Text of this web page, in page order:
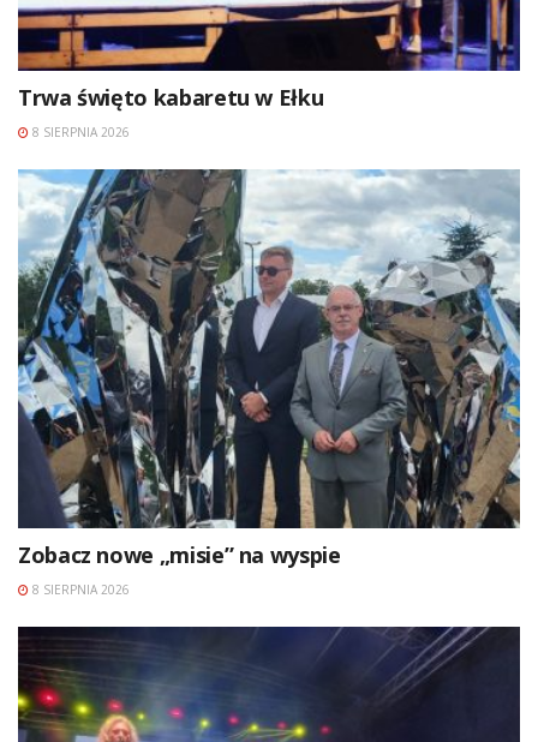
Trwa święto kabaretu w Ełku
8 SIERPNIA 2026
Zobacz nowe „misie” na wyspie
8 SIERPNIA 2026